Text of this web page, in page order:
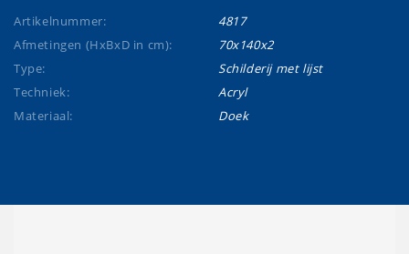
Artikelnummer:
4817
Afmetingen (HxBxD in cm):
70x140x2
Type:
Schilderij met lijst
Techniek:
Acryl
Materiaal:
Doek